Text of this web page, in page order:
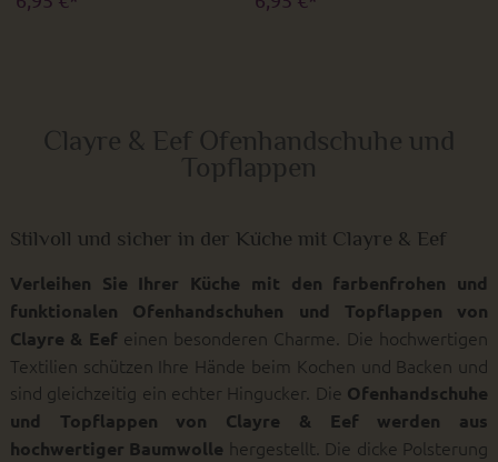
Clayre & Eef Ofenhandschuhe und
Topflappen
Stilvoll und sicher in der Küche mit Clayre & Eef
Verleihen Sie Ihrer Küche mit den farbenfrohen und
funktionalen Ofenhandschuhen und Topflappen von
Clayre & Eef einen besonderen Charme. Die hochwertigen
Textilien schützen Ihre Hände beim Kochen und Backen und
sind gleichzeitig ein echter Hingucker. Die Ofenhandschuhe
und Topflappen von Clayre & Eef werden aus
hochwertiger Baumwolle hergestellt. Die dicke Polsterung